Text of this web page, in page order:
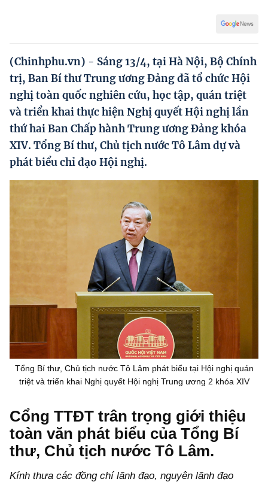
Kinh tế tư nhân
Doanh nghiệp dân tộc
Khác
Video
Photo
(Chinhphu.vn) - Sáng 13/4, tại Hà Nội, Bộ Chính
trị, Ban Bí thư Trung ương Đảng đã tổ chức Hội
nghị toàn quốc nghiên cứu, học tập, quán triệt
và triển khai thực hiện Nghị quyết Hội nghị lần
thứ hai Ban Chấp hành Trung ương Đảng khóa
XIV. Tổng Bí thư, Chủ tịch nước Tô Lâm dự và
phát biểu chỉ đạo Hội nghị.
Tổng Bí thư, Chủ tịch nước Tô Lâm phát biểu tại Hội nghị quán
triệt và triển khai Nghị quyết Hội nghị Trung ương 2 khóa XIV
Cổng TTĐT trân trọng giới thiệu
toàn văn phát biểu của Tổng Bí
thư, Chủ tịch nước Tô Lâm.
Kính thưa các đồng chí lãnh đạo, nguyên lãnh đạo